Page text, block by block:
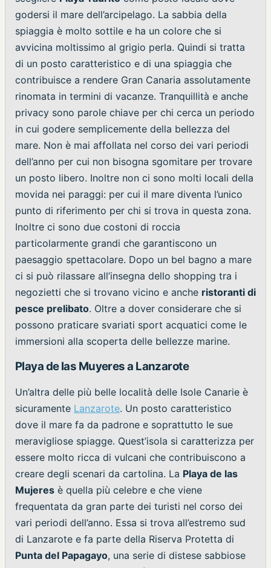
godersi il mare dell’arcipelago. La sabbia della
spiaggia è molto sottile e ha un colore che si
avvicina moltissimo al grigio perla. Quindi si tratta
di un posto caratteristico e di una spiaggia che
contribuisce a rendere Gran Canaria assolutamente
rinomata in termini di vacanze. Tranquillità e anche
privacy sono parole chiave per chi cerca un periodo
in cui godere semplicemente della bellezza del
mare. Non è mai affollata nel corso dei vari periodi
dell’anno per cui non bisogna sgomitare per trovare
un posto libero. Inoltre non ci sono molti locali della
movida nei paraggi: per cui il mare diventa l’unico
punto di riferimento per chi si trova in questa zona.
Inoltre ci sono due costoni di roccia
particolarmente grandi che garantiscono un
paesaggio spettacolare. Dopo un bel bagno a mare
ci si può rilassare all’insegna dello shopping tra i
negozietti che si trovano vicino e anche ristoranti di
pesce prelibato. Oltre a dover considerare che si
possono praticare svariati sport acquatici come le
immersioni alla scoperta delle bellezze marine.
Playa de las Muyeres a Lanzarote
Un’altra delle più belle località delle Isole Canarie è
sicuramente Lanzarote. Un posto caratteristico
dove il mare fa da padrone e soprattutto le sue
meravigliose spiagge. Quest’isola si caratterizza per
essere molto ricca di vulcani che contribuiscono a
creare degli scenari da cartolina. La Playa de las
Mujeres è quella più celebre e che viene
frequentata da gran parte dei turisti nel corso dei
vari periodi dell’anno. Essa si trova all’estremo sud
di Lanzarote e fa parte della Riserva Protetta di
Punta del Papagayo, una serie di distese sabbiose